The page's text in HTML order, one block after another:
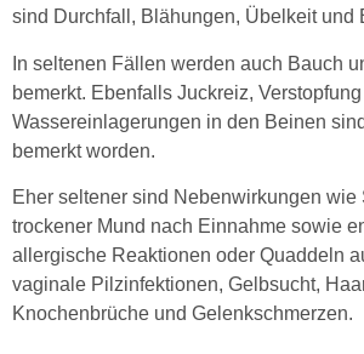
sind Durchfall, Blähungen, Übelkeit und
In seltenen Fällen werden auch Bauch
bemerkt. Ebenfalls Juckreiz,
Wassereinlagerungen in den Beinen
bemerkt worden.
Eher seltener sind Nebenwirkungen wie
trockener Mund nach Einnahme sowie
allergische Reaktionen oder Quaddeln
vaginale Pilzinfektionen, Gelbsucht,
Knochenbrüche und Gelenkschmerzen.